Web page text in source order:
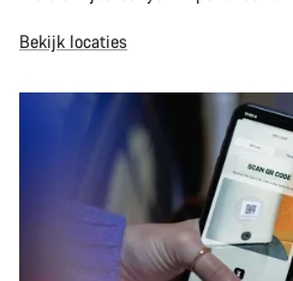
Bekijk locaties